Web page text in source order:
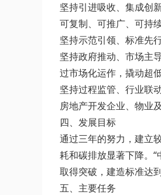
坚持引进吸收、集成创
可复制、可推广、可持
坚持示范引领、标准先
坚持政府推动、市场主
过市场化运作，撬动超
坚持过程监管、行业联
房地产开发企业、物业
四、发展目标
通过三年的努力，建立
耗和碳排放显著下降。
取得突破，建造标准达
五、主要任务